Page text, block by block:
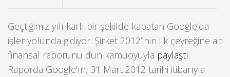
Geçtiğimiz yılı karlı bir şekilde kapatan Google’da
işler yolunda gidiyor. Şirket 2012’inin ilk çeyreğine ait
finansal raporunu dün kamuoyuyla paylaştı.
Raporda Google’ın, 31 Mart 2012 tarihi itibarıyla